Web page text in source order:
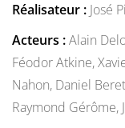
Réalisateur : José
Acteurs :Alain
Féodor Atkine,
Nahon, Daniel
Raymond Gérôme,